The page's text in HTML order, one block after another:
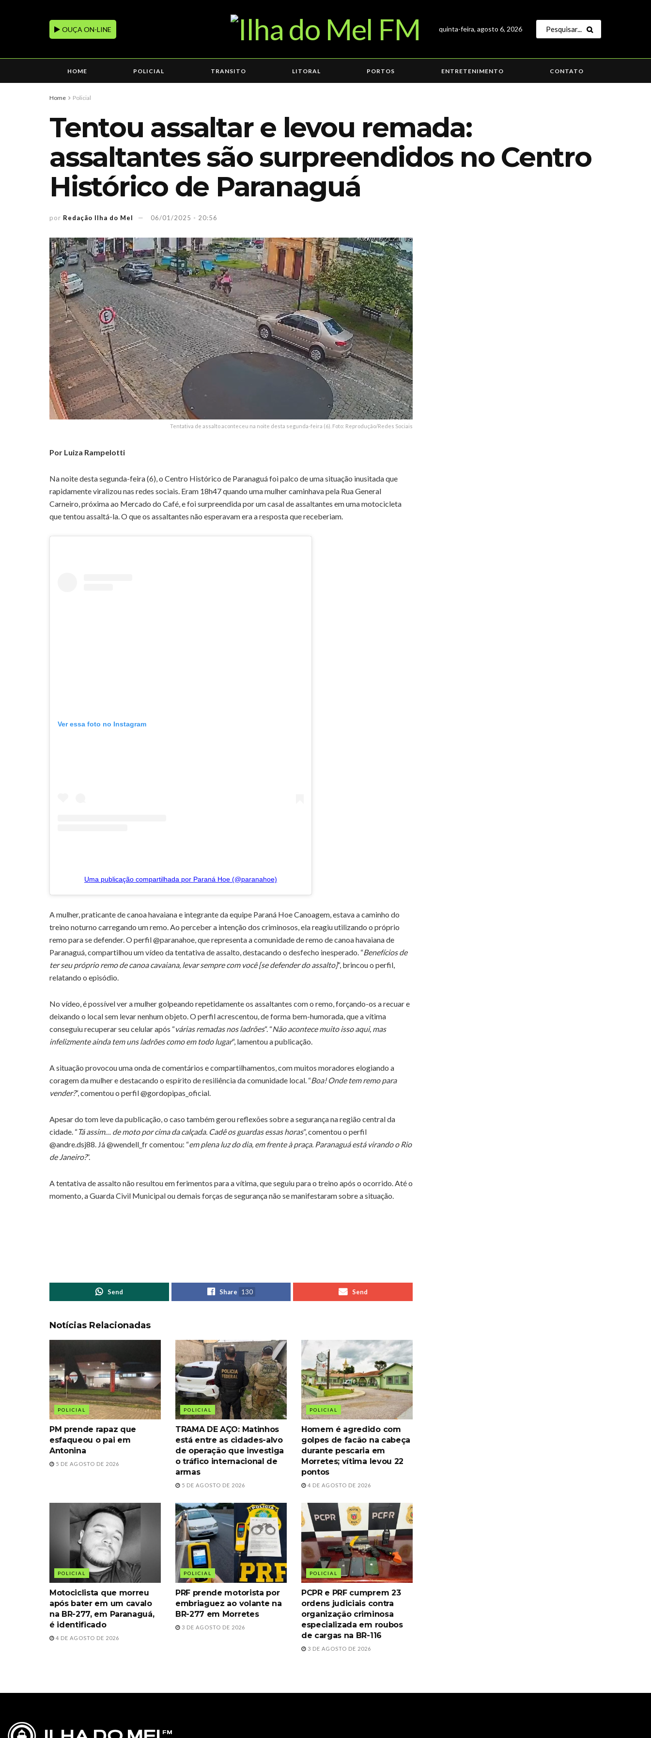
OUÇA ON-LINE quinta-feira, agosto 6, 2026
HOME POLICIAL TRANSITO LITORAL PORTOS ENTRETENIMENTO CONTATO
Home Policial
Tentou assaltar e levou remada:
assaltantes são surpreendidos no Centro
Histórico de Paranaguá
por Redação Ilha do Mel 06/01/2025 - 20:56
Tentativa de assalto aconteceu na noite desta segunda-feira (6). Foto: Reprodução/Redes Sociais
Por Luiza Rampelotti
Na noite desta segunda-feira (6), o Centro Histórico de Paranaguá foi palco de uma situação inusitada que
rapidamente viralizou nas redes sociais. Eram 18h47 quando uma mulher caminhava pela Rua General
Carneiro, próxima ao Mercado do Café, e foi surpreendida por um casal de assaltantes em uma motocicleta
que tentou assaltá-la. O que os assaltantes não esperavam era a resposta que receberiam.
Ver essa foto no Instagram
Uma publicação compartilhada por Paraná Hoe (@paranahoe)
A mulher, praticante de canoa havaiana e integrante da equipe Paraná Hoe Canoagem, estava a caminho do
treino noturno carregando um remo. Ao perceber a intenção dos criminosos, ela reagiu utilizando o próprio
remo para se defender. O perfil @paranahoe, que representa a comunidade de remo de canoa havaiana de
Paranaguá, compartilhou um vídeo da tentativa de assalto, destacando o desfecho inesperado. “Benefícios de
ter seu próprio remo de canoa cavaiana, levar sempre com você [se defender do assalto]“, brincou o perfil,
relatando o episódio.
No vídeo, é possível ver a mulher golpeando repetidamente os assaltantes com o remo, forçando-os a recuar e
deixando o local sem levar nenhum objeto. O perfil acrescentou, de forma bem-humorada, que a vítima
conseguiu recuperar seu celular após “várias remadas nos ladrões“. “Não acontece muito isso aqui, mas
infelizmente ainda tem uns ladrões como em todo lugar“, lamentou a publicação.
A situação provocou uma onda de comentários e compartilhamentos, com muitos moradores elogiando a
coragem da mulher e destacando o espírito de resiliência da comunidade local. “Boa! Onde tem remo para
vender?“, comentou o perfil @gordopipas_oficial.
Apesar do tom leve da publicação, o caso também gerou reflexões sobre a segurança na região central da
cidade. “Tá assim… de moto por cima da calçada. Cadê os guardas essas horas”, comentou o perfil
@andre.dsj88. Já @wendell_fr comentou: “em plena luz do dia, em frente à praça. Paranaguá está virando o Rio
de Janeiro?”.
A tentativa de assalto não resultou em ferimentos para a vítima, que seguiu para o treino após o ocorrido. Até o
momento, a Guarda Civil Municipal ou demais forças de segurança não se manifestaram sobre a situação.
Send Share 130 Send
Notícias Relacionadas
POLICIAL
PM prende rapaz que
esfaqueou o pai em
Antonina
5 DE AGOSTO DE 2026
POLICIAL
TRAMA DE AÇO: Matinhos
está entre as cidades-alvo
de operação que investiga
o tráfico internacional de
armas
5 DE AGOSTO DE 2026
POLICIAL
Homem é agredido com
golpes de facão na cabeça
durante pescaria em
Morretes; vítima levou 22
pontos
4 DE AGOSTO DE 2026
POLICIAL
Motociclista que morreu
após bater em um cavalo
na BR-277, em Paranaguá,
é identificado
4 DE AGOSTO DE 2026
POLICIAL
PRF prende motorista por
embriaguez ao volante na
BR-277 em Morretes
3 DE AGOSTO DE 2026
POLICIAL
PCPR e PRF cumprem 23
ordens judiciais contra
organização criminosa
especializada em roubos
de cargas na BR-116
3 DE AGOSTO DE 2026